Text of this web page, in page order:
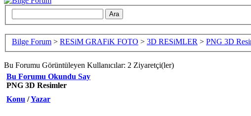
Bilge Forum > RESiM GRAFiK FOTO > 3D RESiMLER > PNG 3D
Bu Forumu Görüntüleyen Kullanıcılar: 2 Ziyaretçi(ler)
Bu Forumu Okundu Say
PNG 3D Resimler
Konu /Yazar